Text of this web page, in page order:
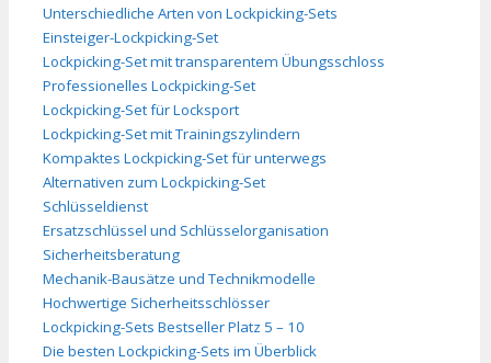
Unterschiedliche Arten von Lockpicking-Sets
Einsteiger-Lockpicking-Set
Lockpicking-Set mit transparentem Übungsschloss
Professionelles Lockpicking-Set
Lockpicking-Set für Locksport
Lockpicking-Set mit Trainingszylindern
Kompaktes Lockpicking-Set für unterwegs
Alternativen zum Lockpicking-Set
Schlüsseldienst
Ersatzschlüssel und Schlüsselorganisation
Sicherheitsberatung
Mechanik-Bausätze und Technikmodelle
Hochwertige Sicherheitsschlösser
Lockpicking-Sets Bestseller Platz 5 – 10
Die besten Lockpicking-Sets im Überblick